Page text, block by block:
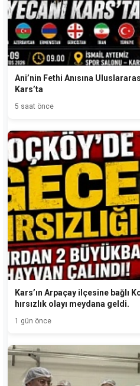
Ani’nin Fethi Anısına
Kars’ta
5 saat önce
Kars’ın Arpaçay ilçesine bağlı
hırsızlık olayı meydana geldi.
1 gün önce